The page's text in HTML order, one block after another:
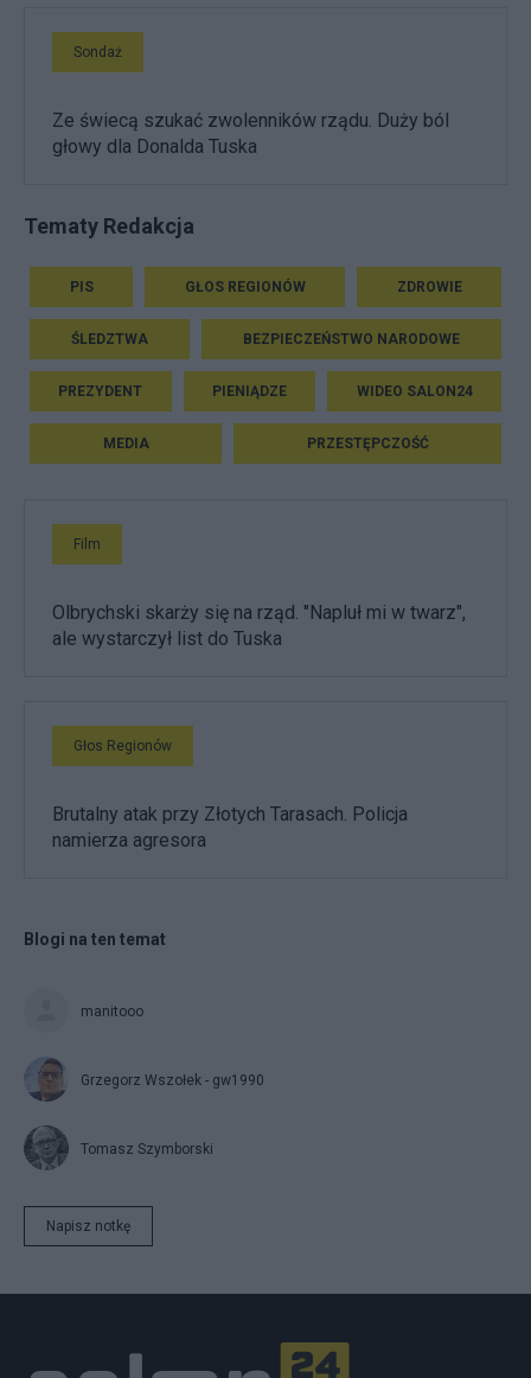
Sondaż
Ze świecą szukać zwolenników rządu. Duży ból
głowy dla Donalda Tuska
Tematy Redakcja
PIS GŁOS REGIONÓW ZDROWIE
ŚLEDZTWA BEZPIECZEŃSTWO NARODOWE
PREZYDENT PIENIĄDZE WIDEO SALON24
MEDIA PRZESTĘPCZOŚĆ
Film
Olbrychski skarży się na rząd. "Napluł mi w twarz",
ale wystarczył list do Tuska
Głos Regionów
Brutalny atak przy Złotych Tarasach. Policja
namierza agresora
Blogi na ten temat
manitooo
Grzegorz Wszołek - gw1990
Tomasz Szymborski
Napisz notkę